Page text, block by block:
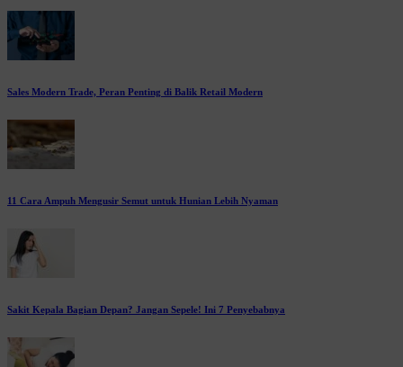
Sales Modern Trade, Peran Penting di Balik Retail Modern
11 Cara Ampuh Mengusir Semut untuk Hunian Lebih Nyaman
Sakit Kepala Bagian Depan? Jangan Sepele! Ini 7 Penyebabnya